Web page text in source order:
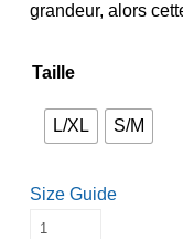
grandeur, alors
Taille
L/XL S/M
Size Guide
quantité